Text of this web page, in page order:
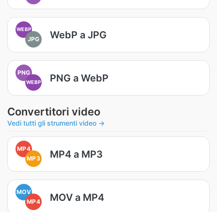
WEBP
JPG WebP a JPG
PNG
WEBP PNG a WebP
Convertitori video
Vedi tutti gli strumenti video →
MP4
MP3
MP4 a MP3
MOV
MP4
MOV a MP4